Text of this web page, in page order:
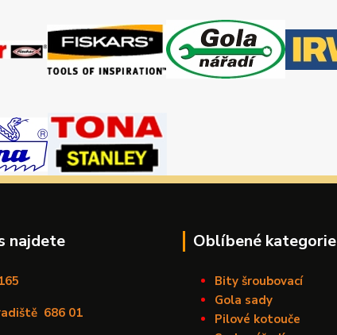
najdete
686 01
Oblíbené kategorie
Bity šroubovací
Gola sady
Pilové kotouče